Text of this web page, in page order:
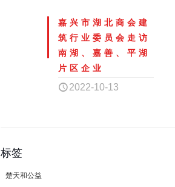
嘉兴市湖北商会建
筑行业委员会走访
南湖、嘉善、平湖
片区企业
2022-10-13
标签
楚天和公益